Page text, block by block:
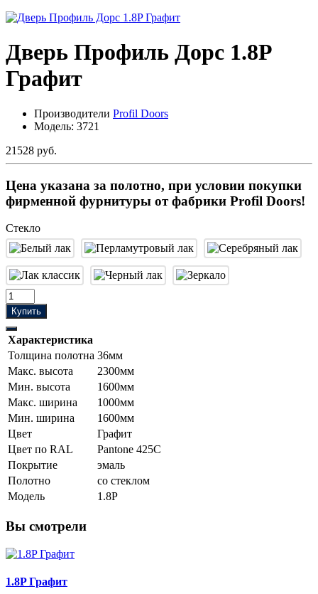
Дверь Профиль Дорс 1.8P
Графит
Производители Profil Doors
Модель: 3721
21528 руб.
Цена указана за полотно, при условии покупки
фирменной фурнитуры от фабрики Profil Doors!
Стекло
Купить
Характеристика
Толщина полотна 36мм
Макс. высота
2300мм
Мин. высота
1600мм
Макс. ширина
1000мм
Мин. ширина
1600мм
Цвет
Графит
Цвет по RAL
Pantone 425С
Покрытие
эмаль
Полотно
со стеклом
Модель
1.8P
Вы смотрели
1.8P Графит